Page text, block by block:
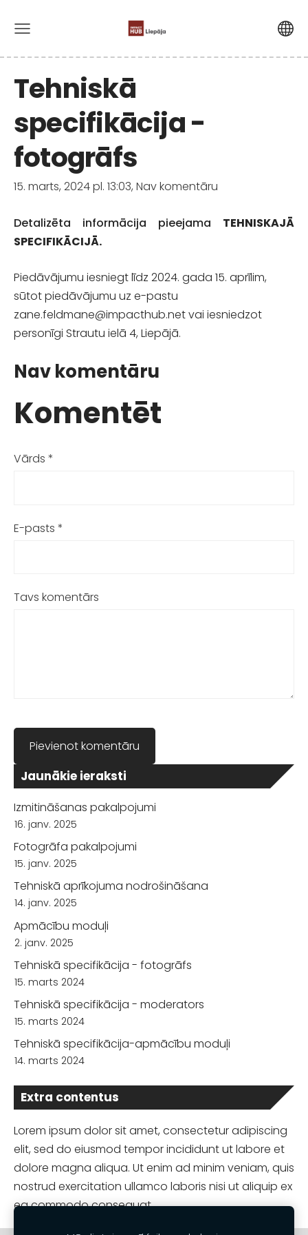
Jaunākie ieraksti
Izmitināšanas pakalpojumi
16. janv. 2025
Fotogrāfa pakalpojumi
15. janv. 2025
Tehniskā aprīkojuma nodrošināšana
14. janv. 2025
Apmācību moduļi
2. janv. 2025
Tehniskā specifikācija - fotogrāfs
15. marts 2024
Tehniskā specifikācija - moderators
15. marts 2024
Tehniskā specifikācija-apmācību moduļi
14. marts 2024
Extra contentus
Lorem ipsum dolor sit amet, consectetur adipiscing
elit, sed do eiusmod tempor incididunt ut labore et
dolore magna aliqua. Ut enim ad minim veniam, quis
nostrud exercitation ullamco laboris nisi ut aliquip ex
ea commodo consequat.
Tehniskā
specifikācija -
fotogrāfs
15. marts, 2024 pl. 13:03, Nav komentāru
Detalizēta informācija pieejama TEHNISKAJĀ
SPECIFIKĀCIJĀ.
Piedāvājumu iesniegt līdz 2024. gada 15. aprīlim,
sūtot piedāvājumu uz e-pastu
zane.feldmane@impacthub.netvai iesniedzot
personīgi Strautu ielā 4, Liepājā.
Nav komentāru
Komentēt
Vārds *
E-pasts *
Tavs komentārs